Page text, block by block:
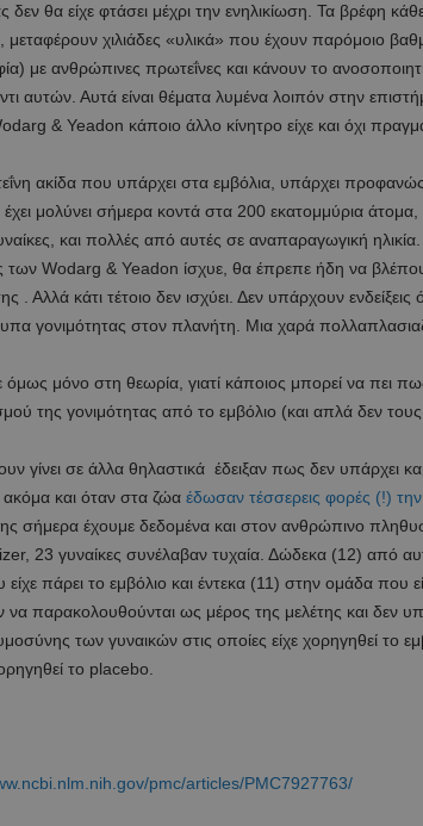
δεν θα είχε φτάσει μέχρι την ενηλικίωση. Τα βρέφη
χιλιάδες «υλικά» που έχουν παρόμοιο
με ανθρώπινες πρωτεΐνες και κάνουν το
αυτών. Αυτά είναι θέματα λυμένα λοιπόν στην
& Yeadon κάποιο άλλο κίνητρο είχε και όχι
ακίδα που υπάρχει στα εμβόλια, υπάρχει
μολύνει σήμερα κοντά στα 200 εκατομμύρια άτομα,
και πολλές από αυτές σε αναπαραγωγική
των Wodarg & Yeadon ίσχυε, θα έπρεπε ήδη να
. Αλλά κάτι τέτοιο δεν ισχύει. Δεν υπάρχουν ενδείξεις
γονιμότητας στον πλανήτη. Μια χαρά
όμως μόνο στη θεωρία, γιατί κάποιος μπορεί να πει
της γονιμότητας από το εμβόλιο (και απλά δεν τους
γίνει σε άλλα θηλαστικά έδειξαν πως δεν υπάρχει
ακόμα και όταν στα ζώα έδωσαν τέσσερεις φορές (!)
σήμερα έχουμε δεδομένα και στον ανθρώπινο
23 γυναίκες συνέλαβαν τυχαία. Δώδεκα (12) από
πάρει το εμβόλιο και έντεκα (11) στην ομάδα που
να παρακολουθούνται ως μέρος της μελέτης και δεν
των γυναικών στις οποίες είχε χορηγηθεί το
το placebo.
pmc/articles/PMC7927763/